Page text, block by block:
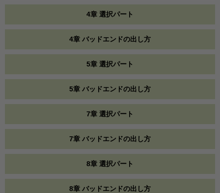
4章 選択パート
4章 バッドエンドの出し方
5章 選択パート
5章 バッドエンドの出し方
7章 選択パート
7章 バッドエンドの出し方
8章 選択パート
8章 バッドエンドの出し方